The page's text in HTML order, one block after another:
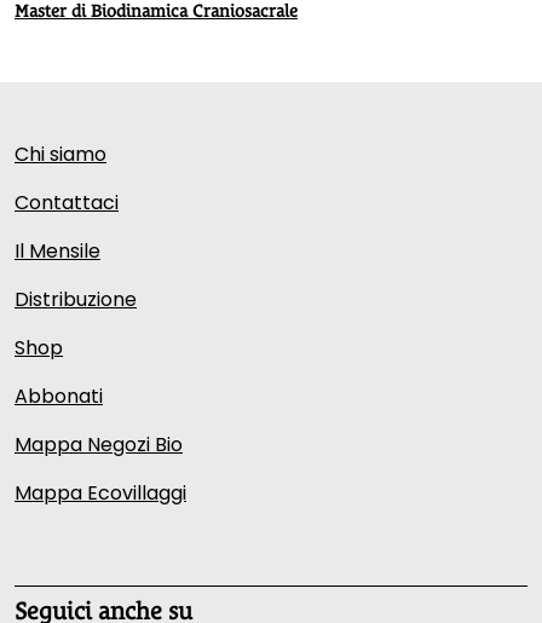
Master di Biodinamica Craniosacrale
Chi siamo
Contattaci
Il Mensile
Distribuzione
Shop
Abbonati
Mappa Negozi Bio
Mappa Ecovillaggi
Seguici anche su